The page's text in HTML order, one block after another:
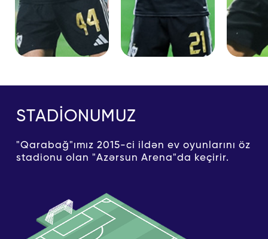
STADİONUMUZ
"Qarabağ"ımız 2015-ci ildən ev oyunlarını öz
stadionu olan "Azərsun Arena"da keçirir.